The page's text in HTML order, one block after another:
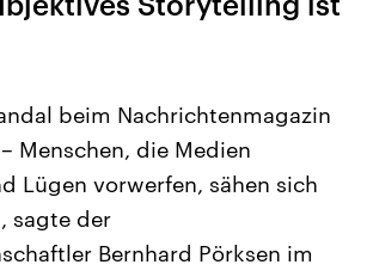
Anhalt
am 6.
neuen
wird das
USA
Aktuelle Beiträge,
gehören die Vereinigten
den mächtigsten Ländern
beim Nachrichtenmagazin
Menschen, die Medien
Lügen vorwerfen, sähen sich
sagte der
Bernhard Pörksen im